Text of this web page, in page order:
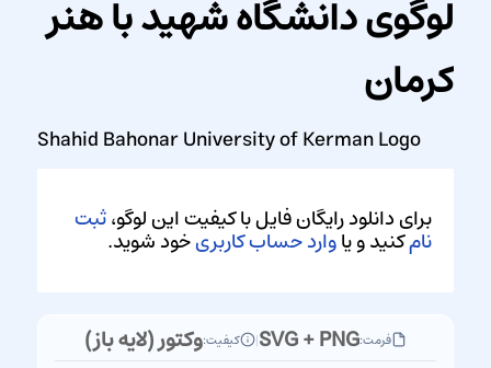
لوگوی دانشگاه شهید با هنر
کرمان
Shahid Bahonar University of Kerman Logo
برای دانلود رایگان فایل با کیفیت این لوگو،ثبت
نامکنید و یاوارد حساب کاربریخود شوید.
فرمت:SVG + PNG
| کیفیت:وکتور (لایه باز)